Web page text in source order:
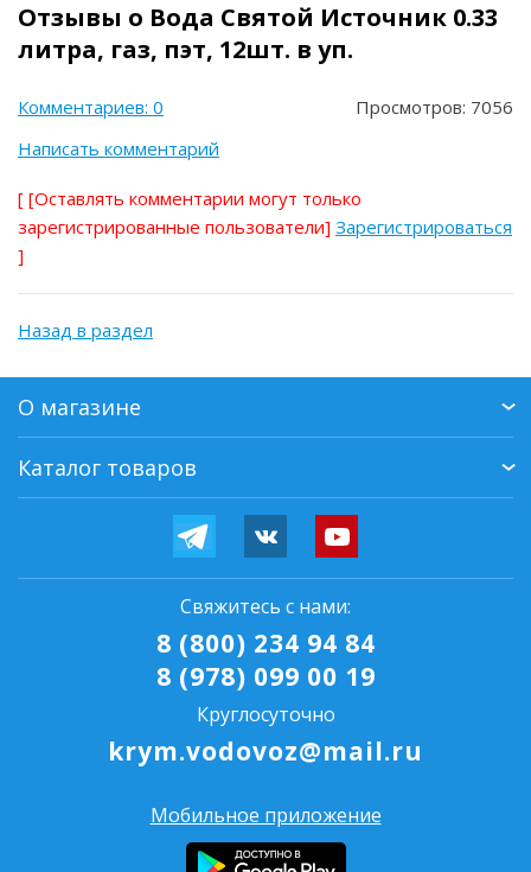
Отзывы о Вода Святой Источник 0.33
литра, газ, пэт, 12шт. в уп.
Комментариев: 0
Просмотров: 7056
Написать комментарий
[ [Оставлять комментарии могут только
зарегистрированные пользователи] Зарегистрироваться
]
Назад в раздел
О магазине
Каталог товаров
Свяжитесь с нами:
8 (800) 234 94 84
8 (978) 099 00 19
Круглосуточно
krym.vodovoz@mail.ru
Мобильное приложение